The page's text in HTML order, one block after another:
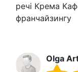
речі Крема
франчайзингу
Olga